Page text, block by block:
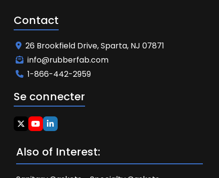
Contact
26 Brookfield Drive, Sparta, NJ 07871
info@rubberfab.com
1-866-442-2959
Se connecter
Also of Interest: